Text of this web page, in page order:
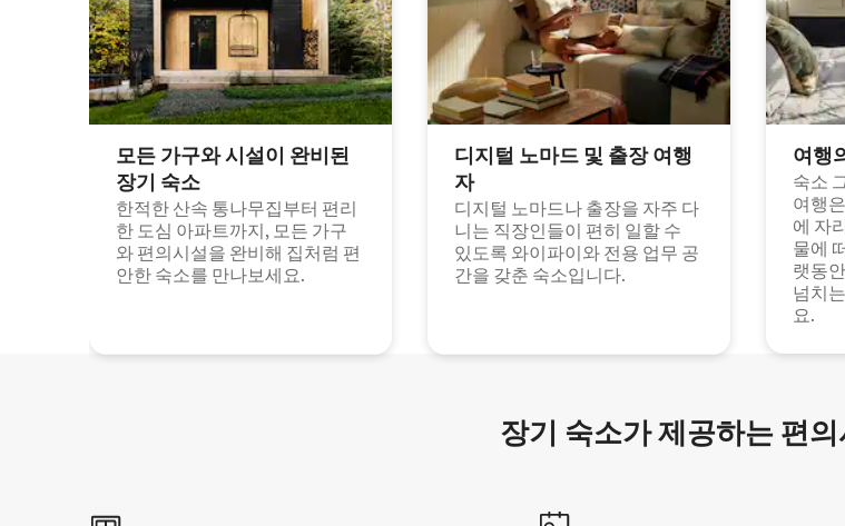
모든 가구와 시설이 완비된
장기 숙소
한적한 산속 통나무집부터 편리
한 도심 아파트까지, 모든 가구
와 편의시설을 완비해 집처럼 편
안한 숙소를 만나보세요.
디지털 노마드 및 출장 여행
자
디지털 노마드나 출장을 자주 다
니는 직장인들이 편히 일할 수
있도록 와이파이와 전용 업무 공
간을 갖춘 숙소입니다.
여행
숙소
여행
에 자
물에
랫동
넘치
요.
장기 숙소가 제공하는 편